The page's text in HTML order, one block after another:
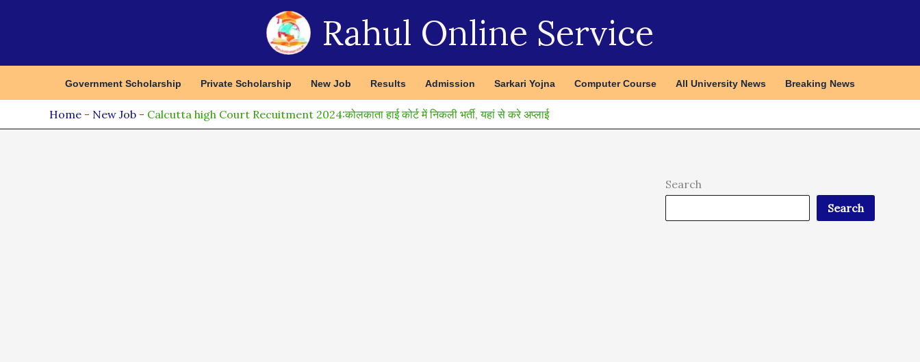
Rahul Online Service
Government Scholarship Private Scholarship New Job Results Admission Sarkari Yojna Computer Course All University News Breaking News
Home - New Job - Calcutta high Court Recuitment 2024:कोलकाता हाई कोर्ट में निकली भर्ती, यहां से करे अप्लाई
Search
Search